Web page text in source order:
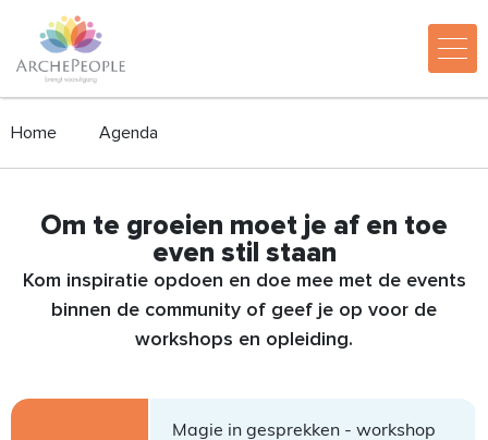
Home Agenda
Om te groeien moet je af en toe
even stil staan
Kom inspiratie opdoen en doe mee met de events
binnen de community of geef je op voor de
workshops en opleiding.
Magie in gesprekken - workshop